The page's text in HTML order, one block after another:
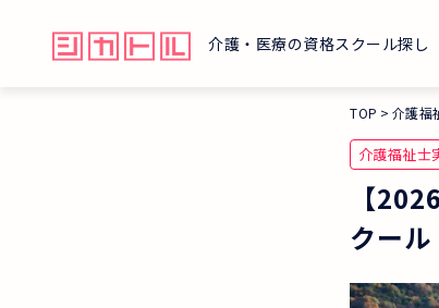
介護・医療の資格スクール探し
TOP 介護福
介護福祉士
【
クール